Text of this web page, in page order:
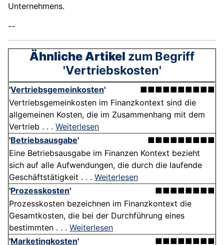
Unternehmens.
--
Ähnliche Artikel zum Begriff
'Vertriebskosten'
'Vertriebsgemeinkosten'
■■■■■■■■■■
Vertriebsgemeinkosten im Finanzkontext sind die
allgemeinen Kosten, die im Zusammenhang mit dem
Vertrieb . . . Weiterlesen
'Betriebsausgabe'
■■■■■■■■■
Eine Betriebsausgabe im Finanzen Kontext bezieht
sich auf alle Aufwendungen, die durch die laufende
Geschäftstätigkeit . . . Weiterlesen
'Prozesskosten'
■■■■■■■■
Prozesskosten bezeichnen im Finanzkontext die
Gesamtkosten, die bei der Durchführung eines
bestimmten . . . Weiterlesen
'Marketingkosten' ■■■■■■■■